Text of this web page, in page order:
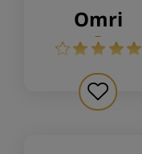
omri